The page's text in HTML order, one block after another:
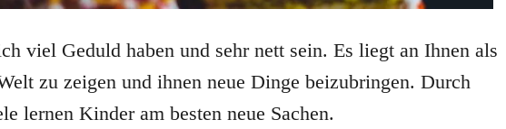
viel Geduld haben und sehr nett sein. Es liegt an Ihnen als
zu zeigen und ihnen neue Dinge beizubringen. Durch
lernen Kinder am besten neue Sachen.